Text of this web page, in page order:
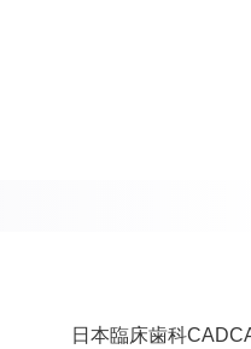
日本臨床歯科